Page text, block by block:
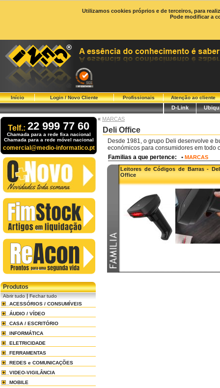
Utilizamos cookies próprios e de terceiros, para
Pode modificar a
Início Login / Novo Cliente Profissionais Atenção ao cliente
D-Link
Telf.: 22 999 77 60
Chamada para a rede fixa nacional
Chamada para a rede móvel nacional
comercial@medio-informatico.pt
Produtos
Abrir tudo|Fechar tudo
ACESSÓRIOS / CONSUMÍVEIS
ÁUDIO / VÍDEO
CASA / ESCRITÓRIO
INFORMÁTICA
ELETRICIDADE
FERRAMENTAS
REDES e COMUNICAÇÕES
VIDEO-VIGILÂNCIA
MOBILE
« MARCAS
Deli Office
Desde 1981, o grupo Deli desenvolve e
económicos para consumidores em todo
Familias a que pertence: • MARCAS
Leitores de Códigos de Barras -
Office